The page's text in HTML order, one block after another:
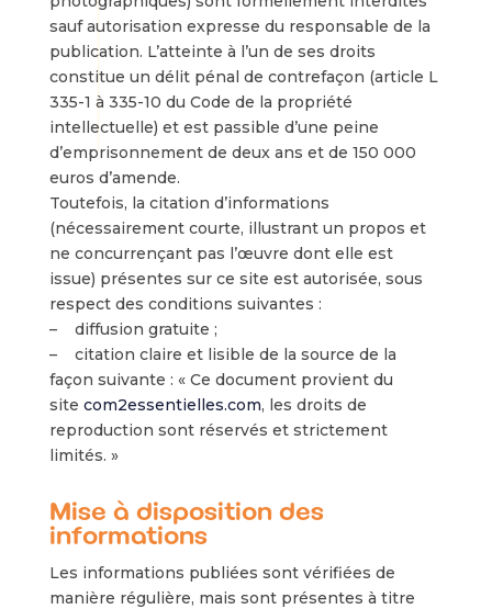
sauf autorisation expresse du responsable de la
publication. L’atteinte à l’un de ses droits
constitue un délit pénal de contrefaçon (article L
335-1 à 335-10 du Code de la propriété
intellectuelle) et est passible d’une peine
d’emprisonnement de deux ans et de 150 000
euros d’amende.
Toutefois, la citation d’informations
(nécessairement courte, illustrant un propos et
ne concurrençant pas l’œuvre dont elle est
issue) présentes sur ce site est autorisée, sous
respect des conditions suivantes :
– diffusion gratuite ;
– citation claire et lisible de la source de la
façon suivante : « Ce document provient du
site com2essentielles.com, les droits de
reproduction sont réservés et strictement
limités. »
Mise à disposition des
informations
Les informations publiées sont vérifiées de
manière régulière, mais sont présentes à titre